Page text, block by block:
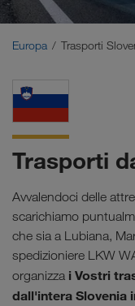
Europa Trasporti
Trasporti
Avvalendoci delle
scarichiamo
che sia a Lubiana,
spedizioniere LKW
organizza i Vostri
dall'intera Slovenia